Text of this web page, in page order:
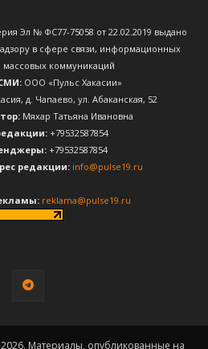
Эл № ФС77-75058 от 22.02.2019 выдано
в сфере связи, информационных
массовых коммуникаций
ООО «Пульс Хакасии»
д. Чапаево, ул. Абаканская, 52
Мяхар Татьяна Ивановна
+79532587854
+79532587854
редакции: info@pulse19.ru
reklama@pulse19.ru
2026. Материалы, опубликованные на